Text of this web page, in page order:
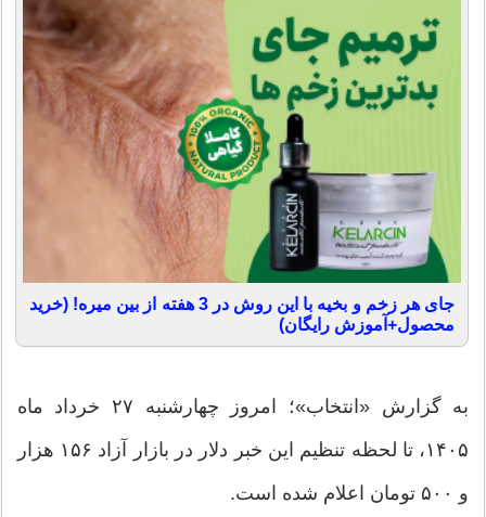
جای هر زخم و بخیه با این روش در 3 هفته از بین میره! (خرید
محصول+آموزش رایگان)
به گزارش «انتخاب»؛ امروز چهارشنبه ۲۷ خرداد ماه
١۴٠۵، تا لحظه تنظیم این خبر دلار در بازار آزاد ۱۵۶ هزار
و ۵۰۰ تومان اعلام شده است.